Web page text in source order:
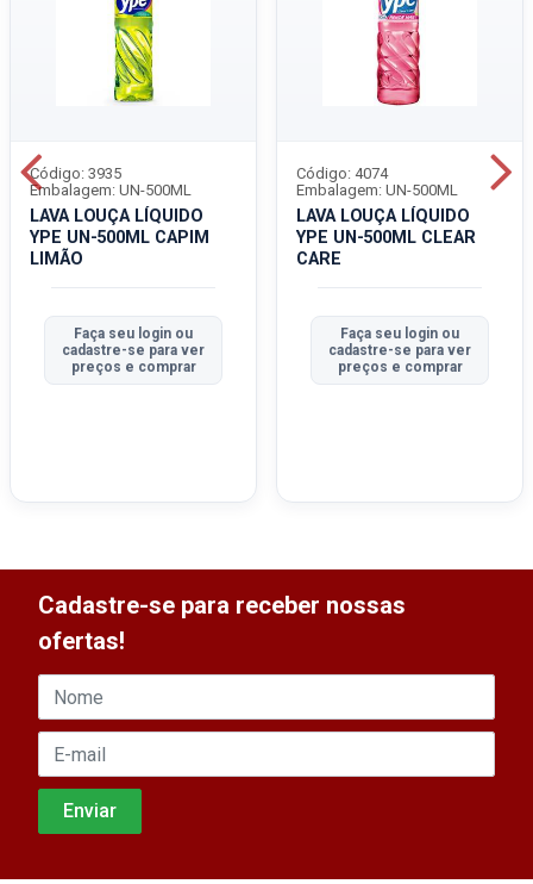
LAVA LOUÇA LÍQUIDO
YPE UN-500ML CAPIM
LIMÃO
Código: 3935
Embalagem: UN-500ML
Faça seu login ou
cadastre-se para ver
preços e comprar
LAVA LOUÇA LÍQUIDO
YPE UN-500ML CLEAR
CARE
Código: 4074
Embalagem: UN-500ML
Faça seu login ou
cadastre-se para ver
preços e comprar
Cadastre-se para receber nossas
ofertas!